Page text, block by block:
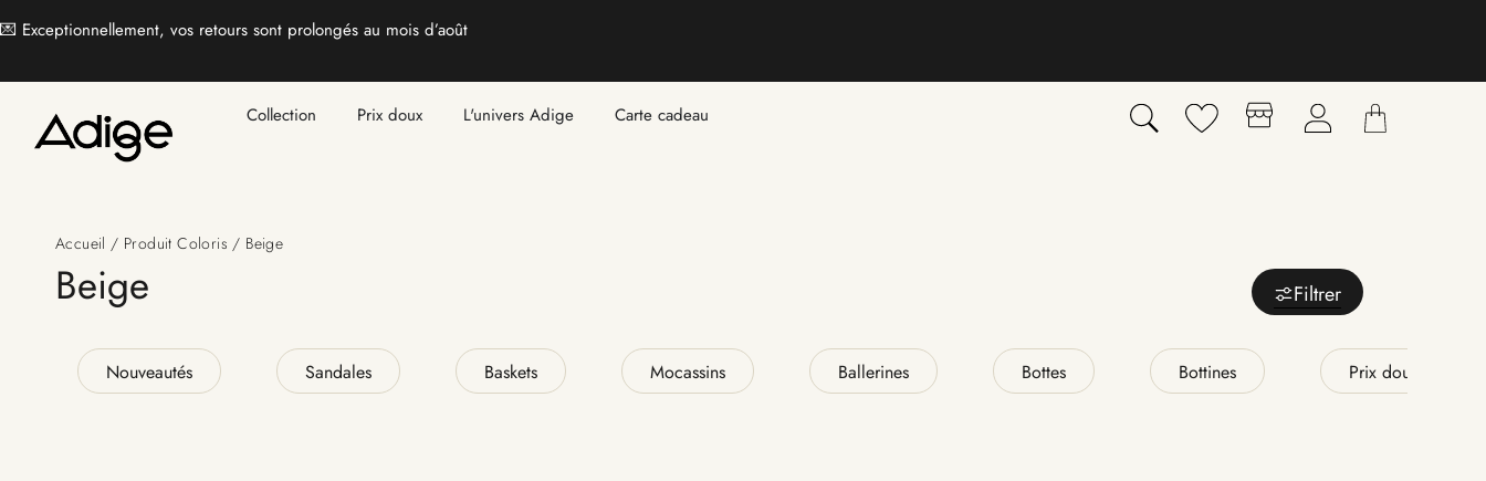
💌 Exceptionnellement, vos retours sont prolongés au mois d’août
Collection Prix doux L'univers Adige Carte cadeau
Accueil / Produit Coloris / Beige
Beige Filtrer
Nouveautés Sandales Baskets Mocassins Ballerines Bottes Bottines Prix doux